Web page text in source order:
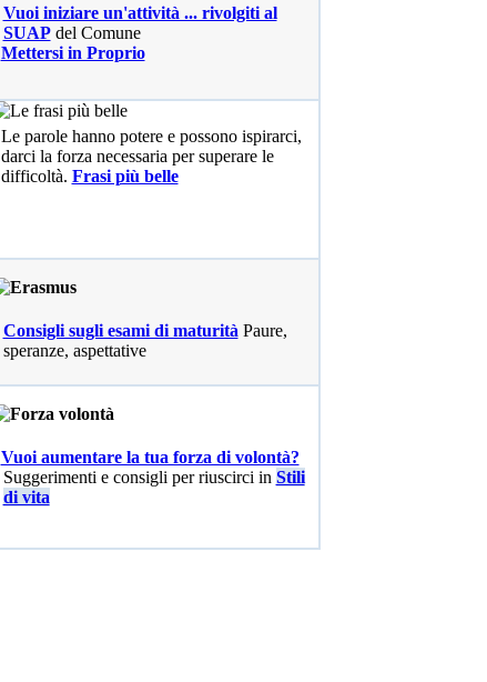
Vuoi iniziare un'attività ... rivolgiti al
SUAPdel Comune
Mettersi in Proprio
Le parole hanno potere e possono ispirarci,
darci la forza necessaria per superare le
difficoltà. Frasi più belle
Consigli sugli esami di maturità Paure,
speranze, aspettative
Vuoi aumentare la tua forza di volontà?
Suggerimenti e consigli per riuscirci in Stili
di vita